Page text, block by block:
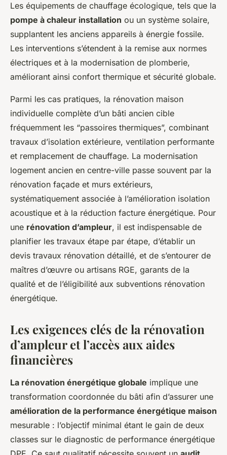
Les équipements de chauffage écologique, tels que la
pompe à chaleur installation ou un système solaire,
supplantent les anciens appareils à énergie fossile.
Les interventions s’étendent à la remise aux normes
électriques et à la modernisation de plomberie,
améliorant ainsi confort thermique et sécurité globale.
Parmi les cas pratiques, la rénovation maison
individuelle complète d’un bâti ancien cible
fréquemment les “passoires thermiques”, combinant
travaux d’isolation extérieure, ventilation performante
et remplacement de chauffage. La modernisation
logement ancien en centre-ville passe souvent par la
rénovation façade et murs extérieurs,
systématiquement associée à l’amélioration isolation
acoustique et à la réduction facture énergétique. Pour
une rénovation d’ampleur, il est indispensable de
planifier les travaux étape par étape, d’établir un
devis travaux rénovation détaillé, et de s’entourer de
maîtres d’œuvre ou artisans RGE, garants de la
qualité et de l’éligibilité aux subventions rénovation
énergétique.
Les exigences clés de la rénovation
d’ampleur et l’accès aux aides
financières
La rénovation énergétique globale implique une
transformation coordonnée du bâti afin d’assurer une
amélioration de la performance énergétique maison
mesurable : l’objectif minimal étant le gain de deux
classes sur le diagnostic de performance énergétique